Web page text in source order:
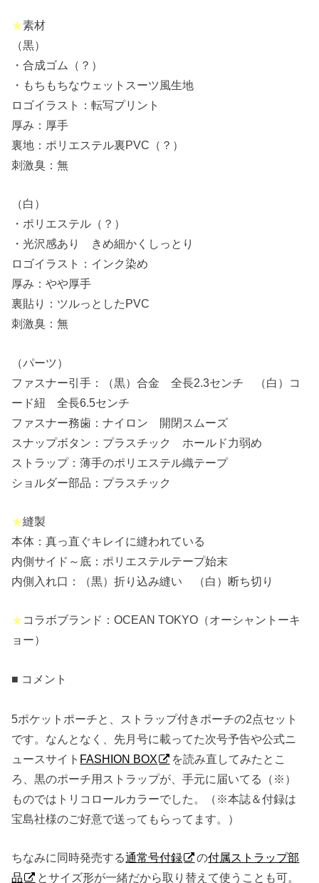
★素材
（黒）
・合成ゴム（？）
・もちもちなウェットスーツ風生地
ロゴイラスト：転写プリント
厚み：厚手
裏地：ポリエステル裏PVC（？）
刺激臭：無
（白）
・ポリエステル（？）
・光沢感あり きめ細かくしっとり
ロゴイラスト：インク染め
厚み：やや厚手
裏貼り：ツルっとしたPVC
刺激臭：無
（パーツ）
ファスナー引手：（黒）合金 全長2.3センチ （白）コ
ード紐 全長6.5センチ
ファスナー務歯：ナイロン 開閉スムーズ
スナップボタン：プラスチック ホールド力弱め
ストラップ：薄手のポリエステル織テープ
ショルダー部品：プラスチック
★縫製
本体：真っ直ぐキレイに縫われている
内側サイド～底：ポリエステルテープ始末
内側入れ口：（黒）折り込み縫い （白）断ち切り
★コラボブランド：OCEAN TOKYO（オーシャントーキ
ョー）
■ コメント
5ポケットポーチと、ストラップ付きポーチの2点セット
です。なんとなく、先月号に載ってた次号予告や公式ニ
ュースサイト FASHION BOX
を読み直してみたとこ
ろ、黒のポーチ用ストラップが、手元に届いてる（※）
ものではトリコロールカラーでした。（※本誌＆付録は
宝島社様のご好意で送ってもらってます。）
ちなみに同時発売する通常号付録 の付属ストラップ部
品
とサイズ形が一緒だから取り替えて使うことも可。